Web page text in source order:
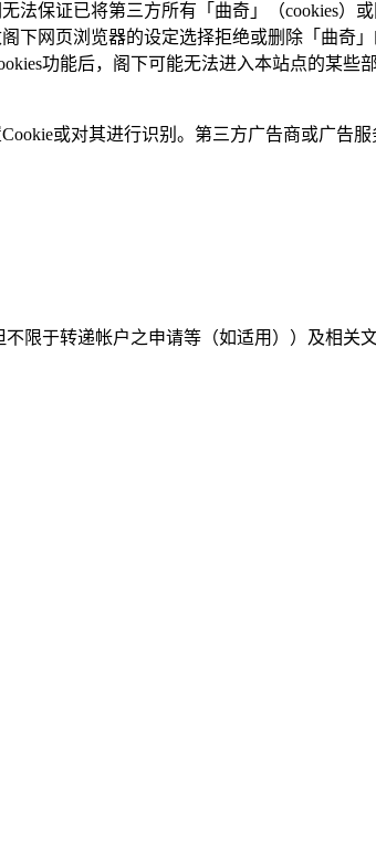
法保证已将第三方所有「曲奇」（cookies）
下网页浏览器的设定选择拒绝或删除「曲奇
功能后，阁下可能无法进入本站点的某些
或对其进行识别。第三方广告商或广告
限于转递帐户之申请等（如适用））及相关文